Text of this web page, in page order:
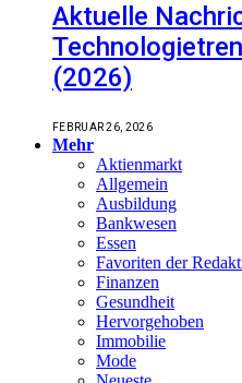
Aktuelle
(2026)
FEBRUAR 26, 2026
Mehr
Aktienmarkt
Allgemein
Ausbildung
Bankwesen
Essen
Favoriten der
Finanzen
Gesundheit
Hervorgehoben
Immobilie
Mode